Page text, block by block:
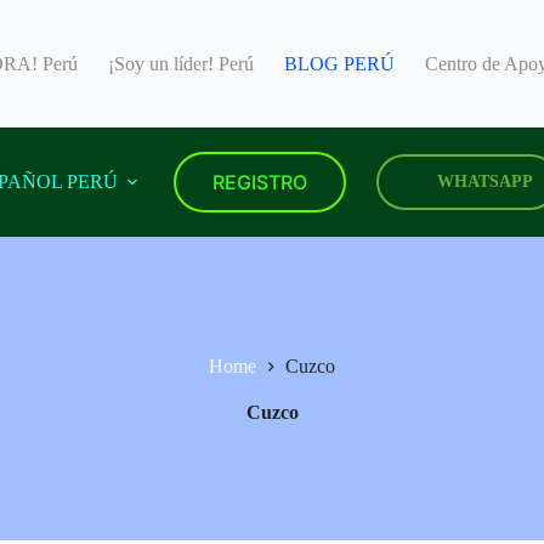
Perú ¡Soy un líder! Perú BLOG PERÚ Centro de
PERÚ REGISTRO WHATSAPP
Home Cuzco
Cuzco